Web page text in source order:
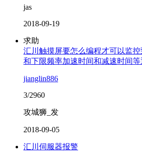
jas
2018-09-19
求助
汇川触摸屏要怎么编程才可以监
和下限频率加速时间和减速时间等
jianglin886
3/2960
攻城狮_发
2018-09-05
汇川伺服器报警